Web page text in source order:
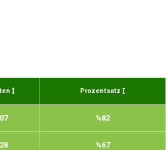
Prozentsatz
%82
%67